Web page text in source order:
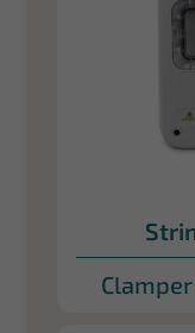
Clamper